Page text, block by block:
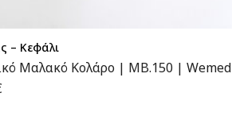
– Κεφάλι
Μαλακό Κολάρο | MB.150 | Wemed